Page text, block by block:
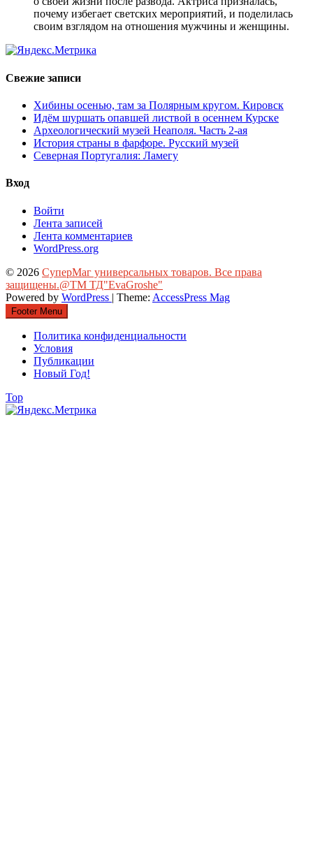
почему избегает светских мероприятий, и поделилась
своим взглядом на отношения мужчины и женщины.
Свежие записи
Хибины осенью, там за Полярным кругом. Кировск
Идём шуршать опавшей листвой в осеннем Курске
Археологический музей Неаполя. Часть 2-ая
История страны в фарфоре. Русский музей
Северная Португалия: Ламегу
Вход
Войти
Лента записей
Лента комментариев
WordPress.org
© 2026 СуперМаг универсальных товаров. Все права
защищены.@ТМ ТД"EvaGroshe"
Powered by WordPress | Theme: AccessPress Mag
Footer Menu
Политика конфиденциальности
Условия
Публикации
Новый Год!
Top